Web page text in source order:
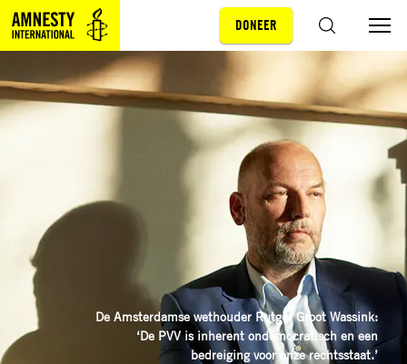
Sla navigatie over
DONEER
De Amsterdamse wethouder Rutger Groot Wassink:
‘De PVV is inherent ondemocratisch en een
bedreiging voor onze rechtsstaat.’